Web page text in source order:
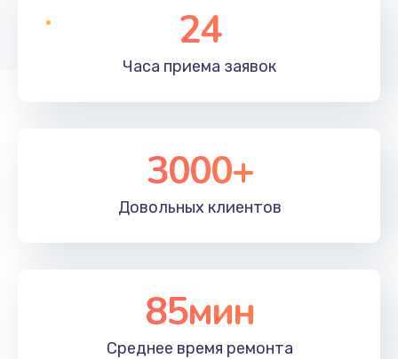
24
Часа приема заявок
3000+
Довольных клиентов
85мин
Среднее время ремонта